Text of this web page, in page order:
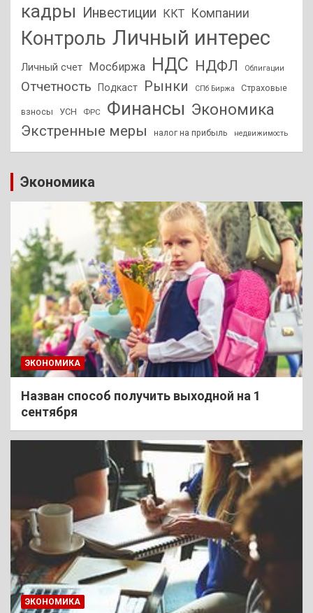
кадры
Инвестиции ККТ Компании
Контроль Личный интерес
Личный счет Мосбиржа НДС НДФЛ Облигации
Отчетность Подкаст Рынки СПб Биржа Страховые
взносы УСН ФРС Финансы Экономика
Экстренные меры налог на прибыль недвижимость
Экономика
ЭКОНОМИКА
Назван способ получить выходной на 1
сентября
ЭКОНОМИКА